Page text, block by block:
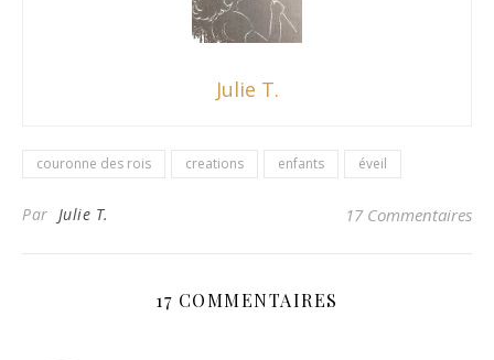
Julie T.
couronne des rois creations enfants éveil
Par Julie T. 17 Commentaires
17 COMMENTAIRES